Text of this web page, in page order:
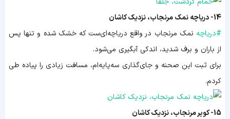
14- دریاچه نمک مرنجاب، نزدیک کاشان
#دریاچه نمک مرنجاب در واقع دریاچه‌ای‌ست که خشک شده و تنها پس
از باران و برف شدید، اندکی آبگیری می‌شود.
برای ثبت این صحنه و جای‌گذاری سه‌پایه‌ام، مسافت زیادی را پیاده طی
کردم.
15- کویر مرنجاب، نزدیک کاشان